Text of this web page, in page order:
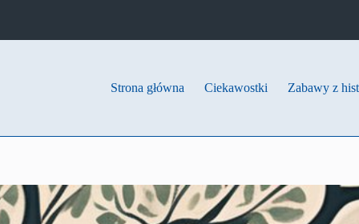
Strona główna Ciekawostki Zabawy z